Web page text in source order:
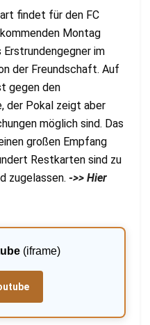
findet für den FC
Montag
im
der Freundschaft. Auf
gegen den
der Pokal zeigt aber
möglich sind. Das
großen Empfang
Restkarten sind zu
zugelassen. ->> Hier
(iframe)